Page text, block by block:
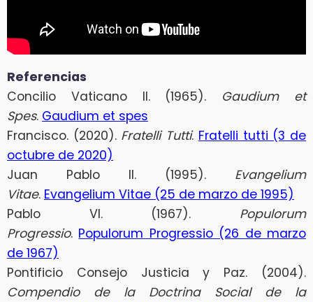
Referencias
Concilio Vaticano II. (1965). Gaudium et
Spes. Gaudium et spes
Francisco. (2020). Fratelli Tutti. Fratelli tutti (3 de
octubre de 2020)
Juan Pablo II. (1995). Evangelium
Vitae. Evangelium Vitae (25 de marzo de 1995)
Pablo VI. (1967). Populorum
Progressio. Populorum Progressio (26 de marzo
de 1967)
Pontificio Consejo Justicia y Paz. (2004).
Compendio de la Doctrina Social de la